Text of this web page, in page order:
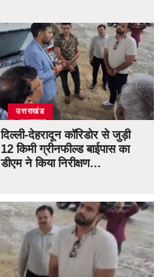
उत्तराखंड
दिल्ली-देहरादून कॉरिडोर से जुड़ी
12 किमी ग्रीनफील्ड बाईपास का
डीएम ने किया निरीक्षण…